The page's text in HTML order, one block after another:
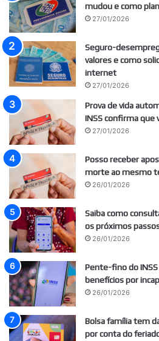
mudou e como
27/01/2026
Seguro-
valores e como
internet
27/01/2026
Prova de vida
INSS confirma que
27/01/2026
Posso receber
morte ao mesmo
26/01/2026
Saiba como
os próximos
26/01/2026
Pente-fino do
benefícios por
26/01/2026
Bolsa família tem
por conta do